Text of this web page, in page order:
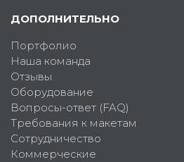
ДОПОЛНИТЕЛЬНО
Портфолио
Наша команда
Отзывы
Оборудование
Вопросы-ответ (FAQ)
Требования к макетам
Сотрудничество
Коммерческие